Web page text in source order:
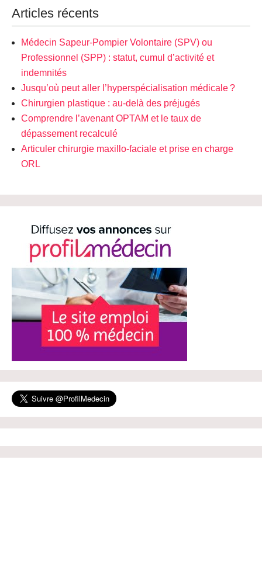
Articles récents
Médecin Sapeur-Pompier Volontaire (SPV) ou
Professionnel (SPP) : statut, cumul d’activité et
indemnités
Jusqu’où peut aller l’hyperspécialisation médicale ?
Chirurgien plastique : au-delà des préjugés
Comprendre l’avenant OPTAM et le taux de
dépassement recalculé
Articuler chirurgie maxillo-faciale et prise en charge
ORL